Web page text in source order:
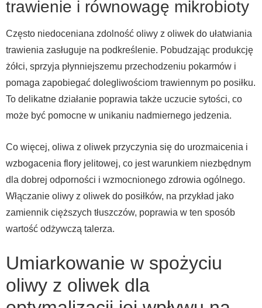
trawienie i równowagę mikrobioty
Często niedoceniana zdolność oliwy z oliwek do ułatwiania
trawienia zasługuje na podkreślenie. Pobudzając produkcję
żółci, sprzyja płynniejszemu przechodzeniu pokarmów i
pomaga zapobiegać dolegliwościom trawiennym po posiłku.
To delikatne działanie poprawia także uczucie sytości, co
może być pomocne w unikaniu nadmiernego jedzenia.
Co więcej, oliwa z oliwek przyczynia się do urozmaicenia i
wzbogacenia flory jelitowej, co jest warunkiem niezbędnym
dla dobrej odporności i wzmocnionego zdrowia ogólnego.
Włączanie oliwy z oliwek do posiłków, na przykład jako
zamiennik cięższych tłuszczów, poprawia w ten sposób
wartość odżywczą talerza.
Umiarkowanie w spożyciu
oliwy z oliwek dla